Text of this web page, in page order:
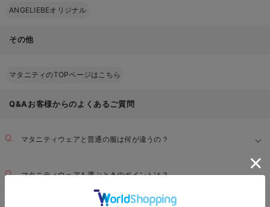
ANGELIEBEオリジナル
その他
マタニティのTOPページはこちら
Q&Aお客様からのよくあるご質問
マタニティウェアと普通の服は何が違うの？
マタニティウェアを選ぶときのポイントは？